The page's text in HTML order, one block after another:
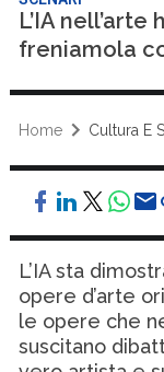
L’IA
freniamola
Home Cultura E
L’IA sta
opere d’arte
le opere che
suscitano